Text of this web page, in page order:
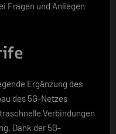
Fragen und Anliegen
Ergänzung des
des 5G-Netzes
Verbindungen
Dank der 5G-